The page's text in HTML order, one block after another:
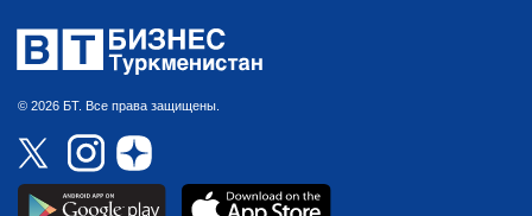
© 2026 БТ. Все права защищены.